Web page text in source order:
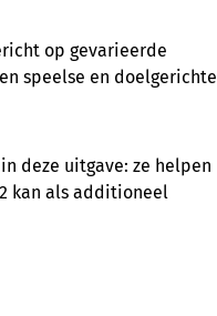
op gevarieerde
speelse en doelgerichte
deze uitgave: ze helpen
kan als additioneel